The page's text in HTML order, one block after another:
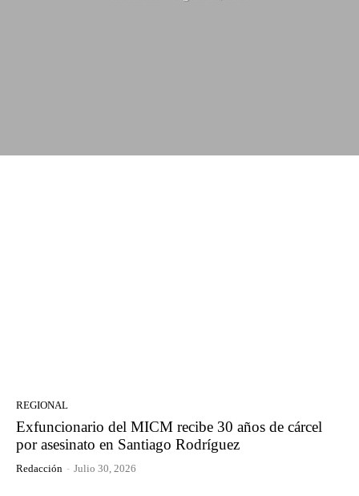
REGIONAL
Exfuncionario del MICM recibe 30 años de cárcel
por asesinato en Santiago Rodríguez
Redacción - Julio 30, 2026